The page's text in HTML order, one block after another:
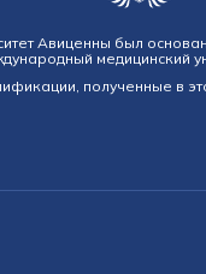
Авиценны был
медицинский
полученные в